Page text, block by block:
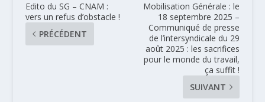
Edito du SG – CNAM :
vers un refus d’obstacle !
PRÉCÉDENT
Mobilisation Générale : le
18 septembre 2025 –
Communiqué de presse
de l’intersyndicale du 29
août 2025 : les sacrifices
pour le monde du travail,
ça suffit !
SUIVANT